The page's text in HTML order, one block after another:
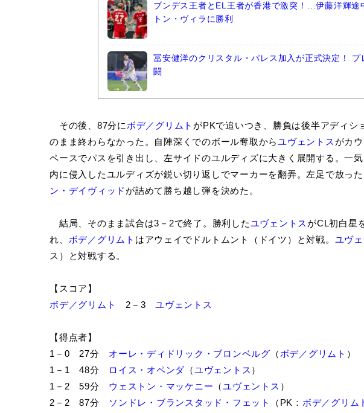
ブンデス王者とEL王者が香港で激突！…伊藤洋輝途
トン・ヴィラに勝利
冨安健洋のクリスタル・パレス加入が正式決定！
闘
その後、87分に ボデ／グリムト がPKで追いつき、勝負は後半アディシ
のまま終わらなかった。自陣深くでのボール奪取からユヴェントス がカ
ペースでパスを引き出し、左サイドのユルディズに大きく展開する。一
内に侵入したユルディズが鋭い切り返しでマーカーを翻弄。左足で放っ
ン・デイヴィッド が詰めて勝ち越し弾を決めた。
結局、そのまま試合は3－2で終了。勝利したユヴェントス がCL初白星
れ、 ボデ／グリムト はアウェイでドルトムント（ドイツ）と対戦。 ユヴ
ス）と対戦する。
【スコア】
ボデ／グリムト
2－3 ユヴェントス
【得点者】
1－0 27分 オーレ・ディドリック・ブロンベルグ （ ボデ／グリムト ）
1－1 48分
ロイス・オペンダ （ユヴェントス ）
1－2 59分 ウェストン・マッケニー （ユヴェントス ）
2－2 87分
ソンドレ・ブランスタッド・フェット （PK： ボデ／グリム